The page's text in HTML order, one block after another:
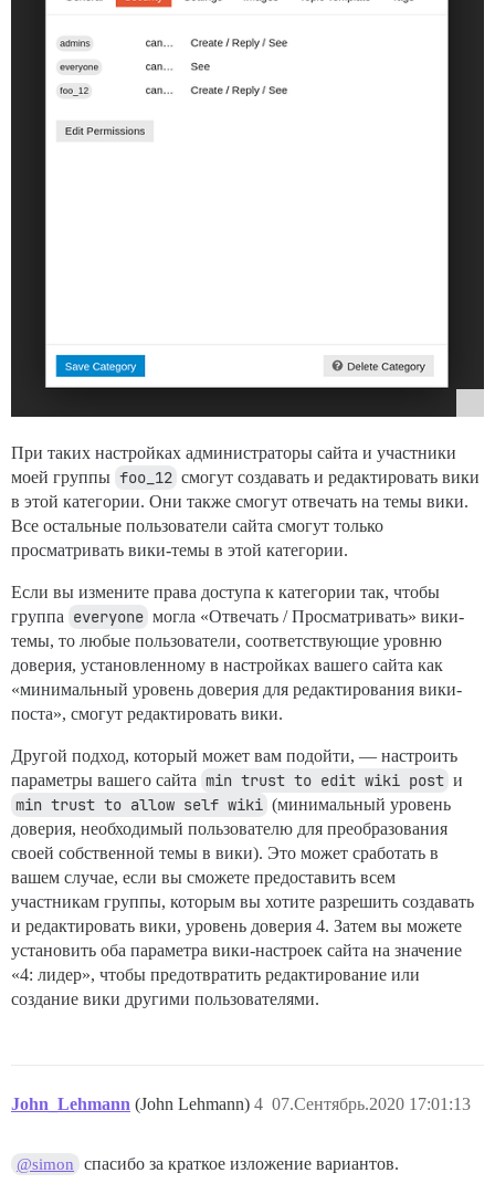
При таких настройках администраторы сайта и участники
моей группы foo_12 смогут создавать и редактировать вики
в этой категории. Они также смогут отвечать на темы вики.
Все остальные пользователи сайта смогут только
просматривать вики-темы в этой категории.
Если вы измените права доступа к категории так, чтобы
группа everyone могла «Отвечать / Просматривать» вики-
темы, то любые пользователи, соответствующие уровню
доверия, установленному в настройках вашего сайта как
«минимальный уровень доверия для редактирования вики-
поста», смогут редактировать вики.
Другой подход, который может вам подойти, — настроить
параметры вашего сайта min trust to edit wiki post и
min trust to allow self wiki (минимальный уровень
доверия, необходимый пользователю для преобразования
своей собственной темы в вики). Это может сработать в
вашем случае, если вы сможете предоставить всем
участникам группы, которым вы хотите разрешить создавать
и редактировать вики, уровень доверия 4. Затем вы можете
установить оба параметра вики-настроек сайта на значение
«4: лидер», чтобы предотвратить редактирование или
создание вики другими пользователями.
John_Lehmann (John Lehmann) 07.Сентябрь.2020 17:01:13
4
@simon спасибо за краткое изложение вариантов.